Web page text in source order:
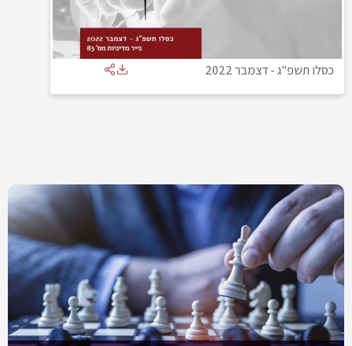
כסלו תשפ"ג-דצמבר 2022